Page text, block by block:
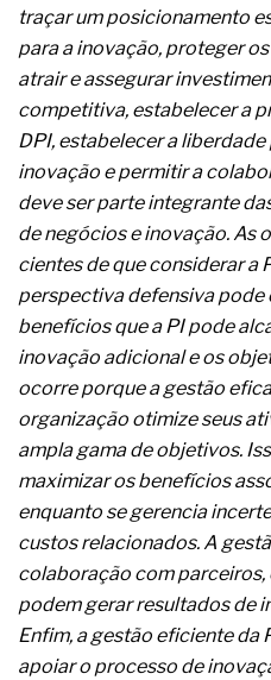
traçar um posicionamento
para a inovação, proteger
atrair e assegurar
competitiva, estabelecer a
DPI, estabelecer a
inovação e permitir a
deve ser parte integrante
de negócios e inovação. As
cientes de que considerar a
perspectiva defensiva pode
benefícios que a PI pode
inovação adicional e os
ocorre porque a gestão
organização otimize seus
ampla gama de objetivos.
maximizar os benefícios
enquanto se gerencia
custos relacionados. A
colaboração com
podem gerar resultados de
Enfim, a gestão eficiente da
apoiar o processo de